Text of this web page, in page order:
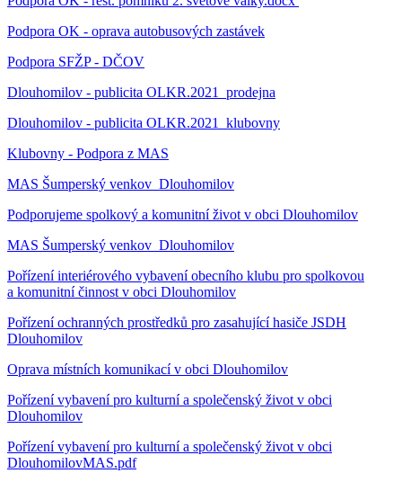
Podpora OK - oprava autobusových zastávek
Podpora SFŽP - DČOV
Dlouhomilov - publicita OLKR.2021_prodejna
Dlouhomilov - publicita OLKR.2021_klubovny
Klubovny - Podpora z MAS
MAS Šumperský venkov_Dlouhomilov
Podporujeme spolkový a komunitní život v obci Dlouhomilov
MAS Šumperský venkov_Dlouhomilov
Pořízení interiérového vybavení obecního klubu pro spolkovou
a komunitní činnost v obci Dlouhomilov
Pořízení ochranných prostředků pro zasahující hasiče JSDH
Dlouhomilov
Oprava místních komunikací v obci Dlouhomilov
Pořízení vybavení pro kulturní a společenský život v obci
Dlouhomilov
Pořízení vybavení pro kulturní a společenský život v obci
DlouhomilovMAS.pdf